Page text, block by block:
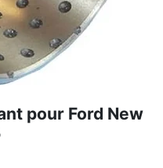
pour Ford New